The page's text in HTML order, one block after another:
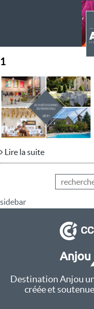
1
Lire la suite
sidebar
Destination Anjou
créée et